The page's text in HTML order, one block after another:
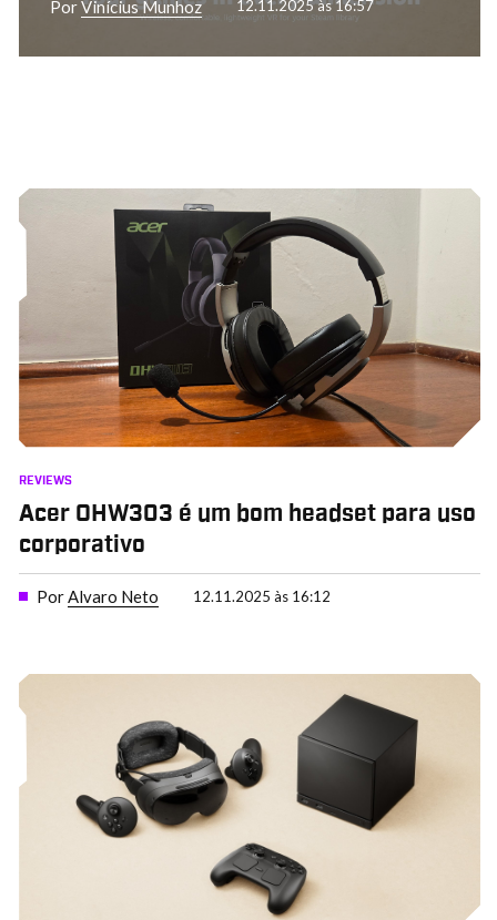
PorVinícius Munhoz 12.11.2025 às 16:57
REVIEWS
Acer OHW303 é um bom headset para uso
corporativo
PorAlvaro Neto 12.11.2025 às 16:12